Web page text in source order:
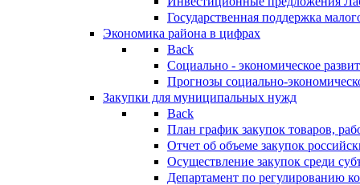
Государственная поддержка
Экономика района в цифрах
Back
Социально - экономическое
Прогнозы социально-
Закупки для муниципальных нужд
Back
План график закупок товаров,
Отчет об объеме закупок
Осуществление закупок среди
Департамент по регулированию